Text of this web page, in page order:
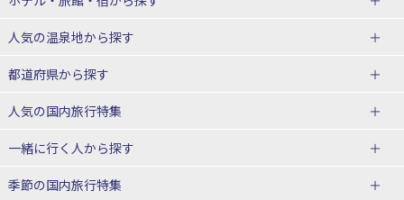
東北
青森県
宮城県
山形県
関東
北海道ホテル・旅館
青森県ホテル・旅館
宮城県ホテル・旅館
山形県ホテル・旅館
人気の温泉地から探す
北海道
湯の川温泉(北海道)
十勝川温泉(北海道)
洞爺湖温泉(北海道)
都道府県から探す
北海道旅行・ツアー
東北
人気の国内旅行特集
東京ディズニーリゾート®への旅
ユニバーサル・スタジオ・ジャパ
一緒に行く人から探す
一人旅 国内版
季節の国内旅行特集